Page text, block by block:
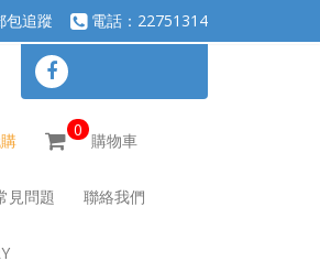
包追蹤 電話：22751314
0
購物車
見問題 聯絡我們